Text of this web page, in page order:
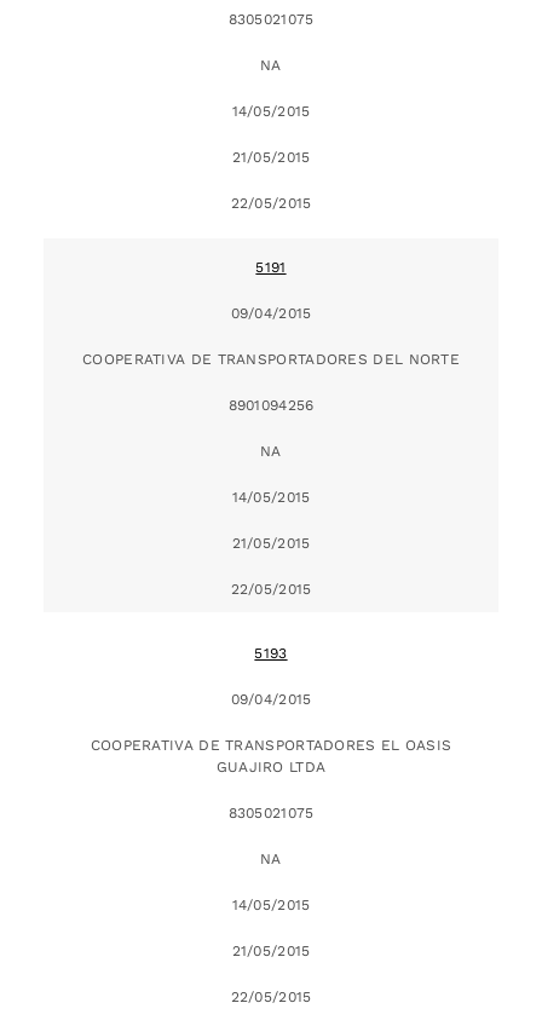
8305021075
NA
14/05/2015
21/05/2015
22/05/2015
5191
09/04/2015
COOPERATIVA DE TRANSPORTADORES DEL NORTE
8901094256
NA
14/05/2015
21/05/2015
22/05/2015
5193
09/04/2015
COOPERATIVA DE TRANSPORTADORES EL OASIS
GUAJIRO LTDA
8305021075
NA
14/05/2015
21/05/2015
22/05/2015